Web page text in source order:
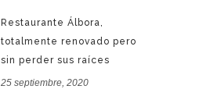
Restaurante Álbora,
totalmente renovado pero
sin perder sus raíces
25 septiembre, 2020